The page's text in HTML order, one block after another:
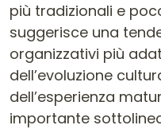
più tradizionali e
suggerisce una
organizzativi più
dell’evoluzione
dell’esperienza
importante